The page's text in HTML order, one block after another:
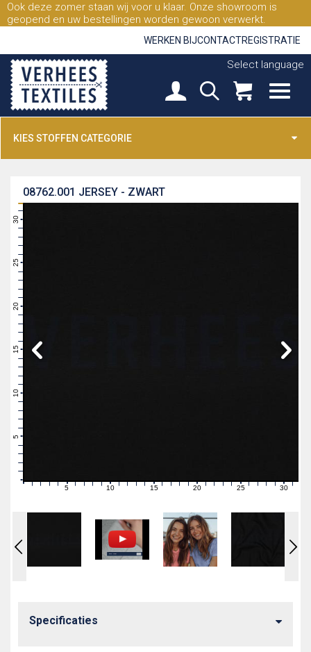
Ook deze zomer staan wij voor u klaar. Onze showroom is
geopend en uw bestellingen worden gewoon verwerkt.
WERKEN BIJCONTACTREGISTRATIE
Select language
KIES STOFFEN CATEGORIE
JERSEY - ZWART
08762.001
11
16
21
26
1 2 3 4 6 7 89 11121314 16171819 21222324 26272829 31
Specificaties